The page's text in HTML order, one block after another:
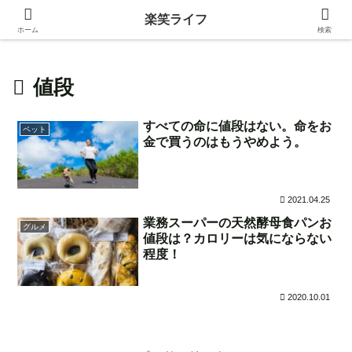
身近な生活の中にある価値ある情報を発信！
値段
ペット
すべての命に値段はない。命をお
金で買うのはもうやめよう。
2021.04.25
グルメ
業務スーパーの天然酵母食パンお
値段は？カロリーは気にならない
程度！
2020.10.01
ホーム
楽笑ライフ
検索